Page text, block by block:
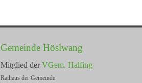
Gemeinde Höslwang
Mitglied derVGem. Halfing
Rathaus der Gemeinde